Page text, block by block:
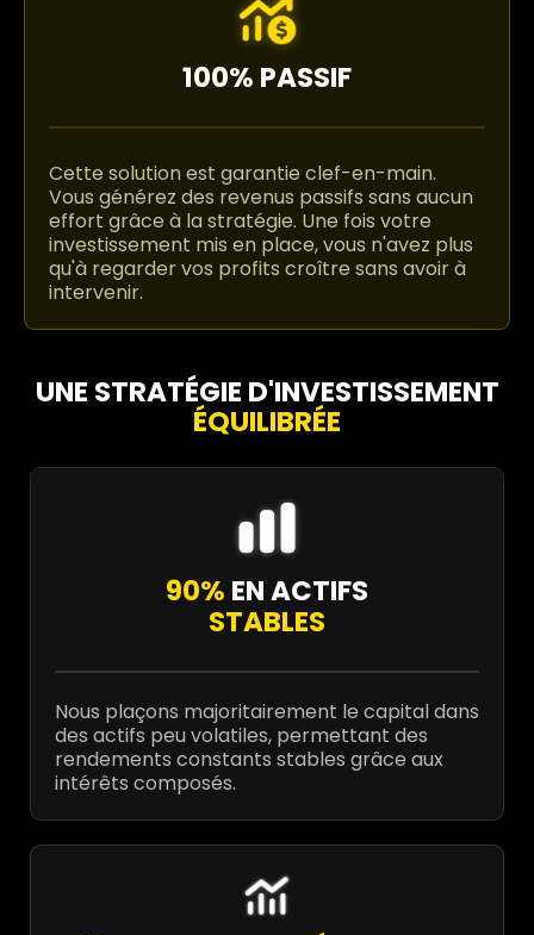
100% PASSIF
Cette solution est garantie clef-en-main.
Vous générez des revenus passifs sans aucun
effort grâce à la stratégie. Une fois votre
investissement mis en place, vous n'avez plus
qu'à regarder vos profits croître sans avoir à
intervenir.
UNE STRATÉGIE D'INVESTISSEMENT
ÉQUILIBRÉE
90% EN ACTIFS
STABLES
Nous plaçons majoritairement le capital dans
des actifs peu volatiles, permettant des
rendements constants stables grâce aux
intérêts composés.